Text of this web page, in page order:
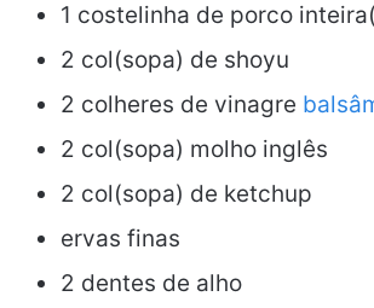
1 costelinha de porco
2 col(sopa) de shoyu
2 colheres de vinagre
2 col(sopa) molho inglês
2 col(sopa) de ketchup
ervas finas
2 dentes de alho